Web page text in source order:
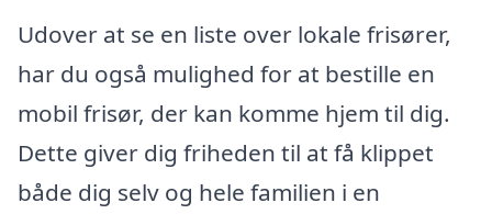
Udover at se en liste over lokale frisører,
har du også mulighed for at bestille en
mobil frisør, der kan komme hjem til dig.
Dette giver dig friheden til at få klippet
både dig selv og hele familien i en